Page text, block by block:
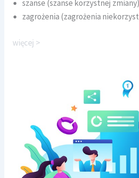
szanse (szanse korzystnej zmiany)
zagrożenia (zagrożenia
więcej >